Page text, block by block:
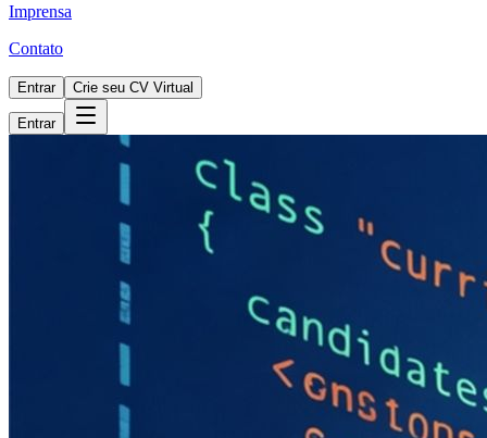
Imprensa
Contato
Entrar Crie seu CV Virtual
Entrar